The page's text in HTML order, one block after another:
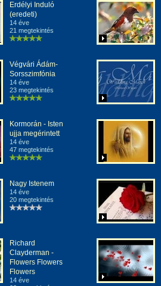
Erdélyi Induló
(eredeti)
14 éve
21 megtekintés
Végvári Ádám-
Sorsszimfónia
14 éve
23 megtekintés
Kormorán - Isten
ujja megérintett
14 éve
47 megtekintés
Nagy Istenem
14 éve
20 megtekintés
Richard
Clayderman -
Flowers Flowers
Flowers
14 éve